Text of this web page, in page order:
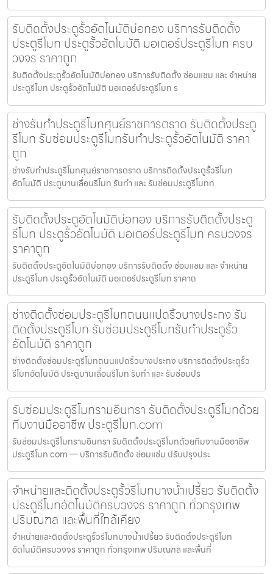
รับติดตั้งประตูรั้วอัตโนมัติบ่อทอง บริการรับติดตั้ง
ประตูรีโมท ประตูรั้วอัตโนมัติ มอเตอร์ประตูรีโมท ครบ
วงจร ราคาถูก
รับติดตั้งประตูรั้วอัตโนมัติบ่อทอง บริการรับติดตั้ง ซ่อมแซม และ จำหน่าย
ประตูรีโมท ประตูรั้วอัตโนมัติ มอเตอร์ประตูรีโมท ร
ช่างรับทำประตูรีโมทศุนย์ราชการตราด รับติดตั้งประตู
รีโมท รับซ่อมประตูรีโมทรับทำประตูรั้วอัตโนมัติ ราคา
ถูก
ช่างรับทำประตูรีโมทศุนย์ราชการตราด บริการติดตั้งประตูรั้วรีโมท
อัตโนมัติ ประตูบานเลื่อนรีโมท รับทำ และ รับซ่อมประตูรีโมทท
รับติดตั้งประตูอัตโนมัติบ่อทอง บริการรับติดตั้งประตู
รีโมท ประตูรั้วอัตโนมัติ มอเตอร์ประตูรีโมท ครบวงจร
ราคาถูก
รับติดตั้งประตูอัตโนมัติบ่อทอง บริการรับติดตั้ง ซ่อมแซม และ จำหน่าย
ประตูรีโมท ประตูรั้วอัตโนมัติ มอเตอร์ประตูรีโมท ราคาถ
ช่างติดตั้งซ่อมประตูรีโมทถนนแปดริ้วบางประกง รับ
ติดตั้งประตูรีโมท รับซ่อมประตูรีโมทรับทำประตูรั้ว
อัตโนมัติ ราคาถูก
ช่างติดตั้งซ่อมประตูรีโมทถนนแปดริ้วบางประกง บริการติดตั้งประตูรั้ว
รีโมทอัตโนมัติ ประตูบานเลื่อนรีโมท รับทำ และ รับซ่อมปร
รับซ่อมประตูรีโมทรามอินทรา รับติดตั้งประตูรีโมทด้วย
ทีมงานมืออาชีพ ประตูรีโมท.com
รับซ่อมประตูรีโมทรามอินทรา รับติดตั้งประตูรีโมทด้วยทีมงานมืออาชีพ
ประตูรีโมท.com — บริการรับติดตั้ง ซ่อมแซ่ม ปรับปรุงประ
จำหน่ายและติดตั้งประตูรั้วรีโมทบางน้ำเปรี้ยว รับติดตั้ง
ประตูรีโมทอัตโนมัติครบวงจร ราคาถูก ทั่วกรุงเทพ
ปริมณฑล และพื้นที่ใกล้เคียง
จำหน่ายและติดตั้งประตูรั้วรีโมทบางน้ำเปรี้ยว รับติดตั้งประตูรีโมท
อัตโนมัติครบวงจร ราคาถูก ทั่วกรุงเทพ ปริมณฑล และพื้นที่